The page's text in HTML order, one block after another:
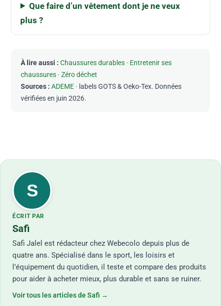
Que faire d’un vêtement dont je ne veux
plus ?
À lire aussi : Chaussures durables · Entretenir ses
chaussures ·Zéro déchet
Sources : ADEME · labels GOTS & Oeko-Tex. Données
vérifiées en juin 2026.
S
ÉCRIT PAR
Safi
Safi Jalel est rédacteur chez Webecolo depuis plus de
quatre ans. Spécialisé dans le sport, les loisirs et
l’équipement du quotidien, il teste et compare des produits
pour aider à acheter mieux, plus durable et sans se ruiner.
Voir tous les articles de Safi →